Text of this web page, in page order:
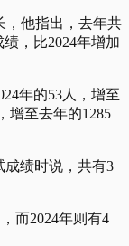
，他指出，去年共
，比2024年增加
年的53人，增至
增至去年的1285
成绩时说，共有3
而2024年则有4